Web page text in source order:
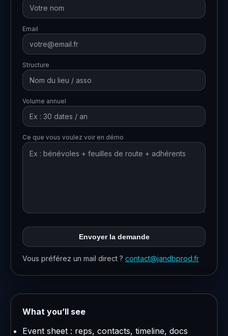
Email
Structure
Volume annuel
Ce que vous voulez voir en démo
Envoyer la demande
Vous préférez un mail direct ? contact@jandbprod.fr
What you’ll see
Event sheet : reps, contacts, timeline, docs